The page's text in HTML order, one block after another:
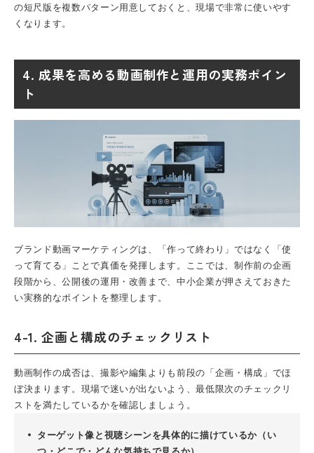
の短尺版を複数パターン用意しておくと、現場で非常に使いやす
くなります。
4. 成果を高める動画制作と運用の実務ポイン
ト
ブランド動画マーケティングは、「作って終わり」ではなく「使
って育てる」ことで真価を発揮します。ここでは、制作前の企画
段階から、公開後の運用・改善まで、中小企業が押さえておきた
い実務的なポイントを整理します。
4-1. 企画と構成のチェックリスト
動画制作の成否は、撮影や編集よりも前段の「企画・構成」でほ
ぼ決まります。現場で迷いが出ないよう、最低限次のチェックリ
ストを満たしているかを確認しましょう。
ターゲット像と視聴シーンを具体的に描けているか（い